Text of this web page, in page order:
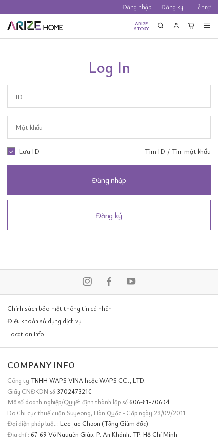
Đăng nhập Đăng ký Hỗ trợ
ARIZE
STORY
Log In
Lưu ID Tìm ID / Tìm mật khẩu
Đăng nhập
Đăng ký
Chính sách bảo mật thông tin cá nhân
Điều khoản sử dụng dịch vụ
Location Info
COMPANY INFO
Công ty TNHH WAPS VINA hoặc WAPS CO., LTD.
Giấy CNĐKDN số3702473210
Mã số doanh nghiệp/Quyết định thành lập số 606-81-70604
Do Chi cục thuế quận Suyeong, Hàn Quốc - Cấp ngày 29/09/2011
Đại diện pháp luật : Lee Jae Choon (Tổng Giám đốc)
Địa chỉ : 67-69 Võ Nguyên Giáp, P. An Khánh, TP. Hồ Chí Minh